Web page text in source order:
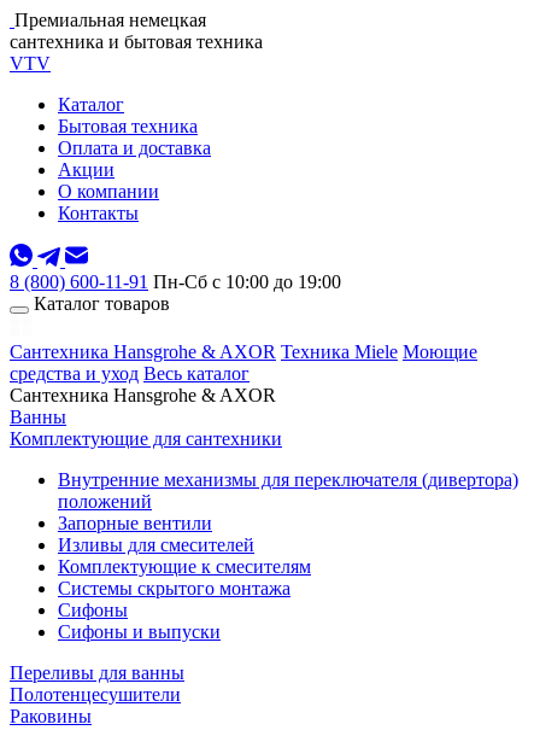
Премиальная немецкая
сантехника и бытовая техника
VTV
Каталог
Бытовая техника
Оплата и доставка
Акции
О компании
Контакты
8 (800) 600-11-91 Пн-Сб с 10:00 до 19:00
Каталог товаров
Сантехника Hansgrohe & AXOR Техника Miele Моющие
средства и уход Весь каталог
Сантехника Hansgrohe & AXOR
Ванны
Комплектующие для сантехники
Внутренние механизмы для переключателя (дивертора)
положений
Запорные вентили
Изливы для смесителей
Комплектующие к смесителям
Системы скрытого монтажа
Сифоны
Сифоны и выпуски
Переливы для ванны
Полотенцесушители
Раковины